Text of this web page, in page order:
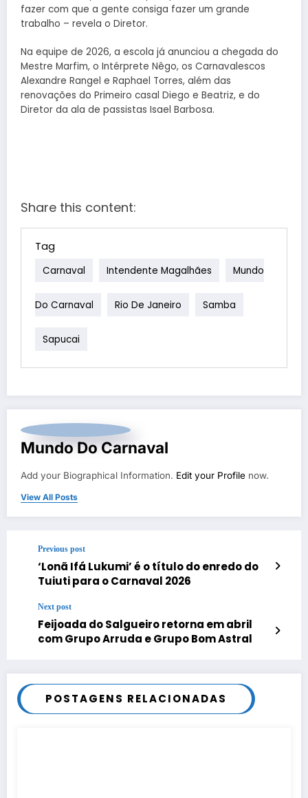
fazer com que a gente consiga fazer um grande
trabalho – revela o Diretor.
Na equipe de 2026, a escola já anunciou a chegada do
Mestre Marfim, o Intérprete Nêgo, os Carnavalescos
Alexandre Rangel e Raphael Torres, além das
renovações do Primeiro casal Diego e Beatriz, e do
Diretor da ala de passistas Isael Barbosa.
Share this content:
Tag
Carnaval Intendente Magalhães Mundo
Do Carnaval Rio De Janeiro Samba
Sapucai
Mundo Do Carnaval
Add your Biographical Information. Edit your Profile now.
View All Posts
Previous post
‘Lonã Ifá Lukumi’ é o título do enredo do
Tuiuti para o Carnaval 2026
Next post
Feijoada do Salgueiro retorna em abril
com Grupo Arruda e Grupo Bom Astral
POSTAGENS RELACIONADAS